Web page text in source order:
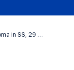
in SS, 29 …